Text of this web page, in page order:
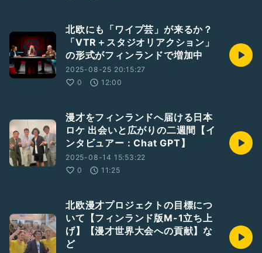
北欧にも「ワイプ芸」が来るか？
「VTR＋スタジオリアクション」
の形式がフィンランドで増加中
2025-08-25 20:15:27
0
12:00
漫才をフィンランドへ届ける日本
ロケ 出会いと広がりの二週間【イ
ンタビュアー : Chat GPT】
2025-08-14 15:53:22
0
11:25
北欧漫才プロジェクトの目標につ
いて【フィンランド版M-1立ち上
げ】【漫才世界大会への貢献】な
ど